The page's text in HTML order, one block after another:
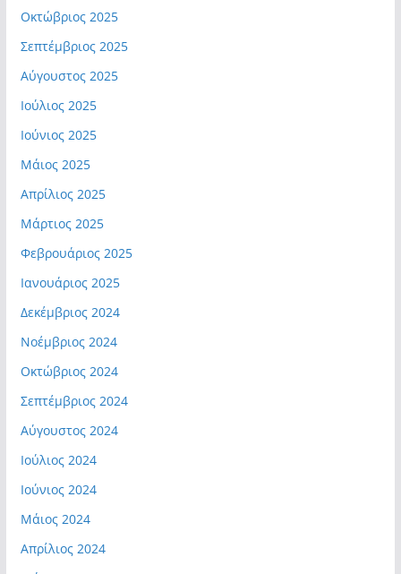
Οκτώβριος 2025
Σεπτέμβριος 2025
Αύγουστος 2025
Ιούλιος 2025
Ιούνιος 2025
Μάιος 2025
Απρίλιος 2025
Μάρτιος 2025
Φεβρουάριος 2025
Ιανουάριος 2025
Δεκέμβριος 2024
Νοέμβριος 2024
Οκτώβριος 2024
Σεπτέμβριος 2024
Αύγουστος 2024
Ιούλιος 2024
Ιούνιος 2024
Μάιος 2024
Απρίλιος 2024